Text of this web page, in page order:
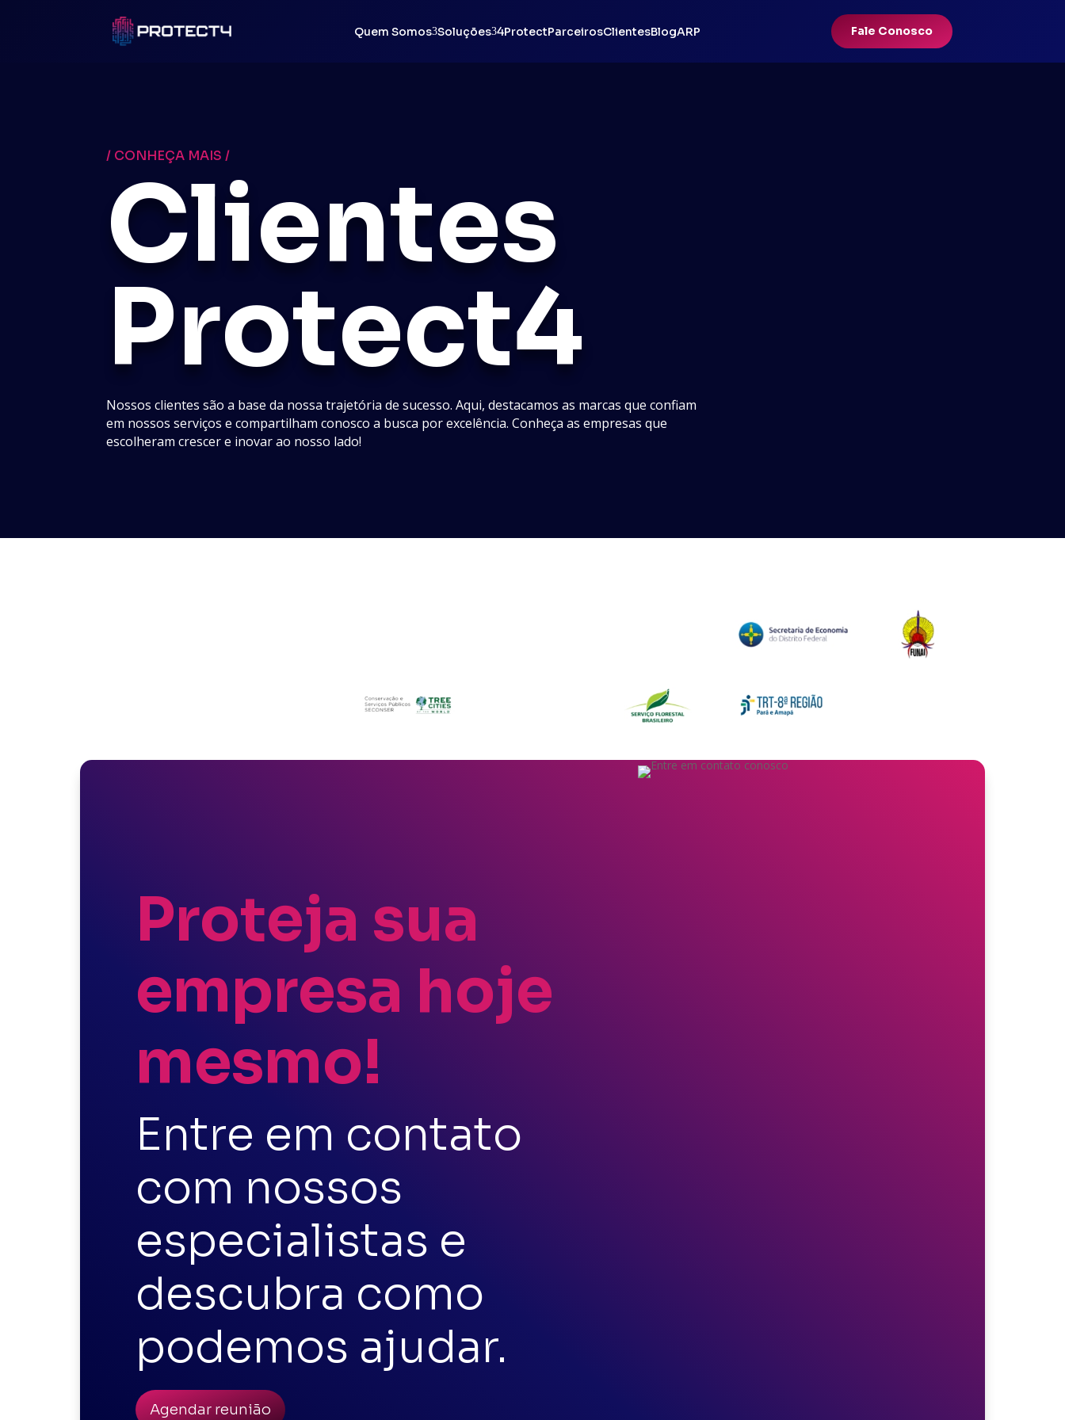
Quem Somos3Soluções34ProtectParceirosClientesBlogARP Fale Conosco
/ CONHEÇA MAIS /
Clientes
Protect4
Nossos clientes são a base da nossa trajetória de sucesso. Aqui, destacamos as marcas que confiam
em nossos serviços e compartilham conosco a busca por excelência. Conheça as empresas que
escolheram crescer e inovar ao nosso lado!
Proteja sua
empresa hoje
mesmo!
Entre em contato
com nossos
especialistas e
descubra como
podemos ajudar.
Agendar reunião